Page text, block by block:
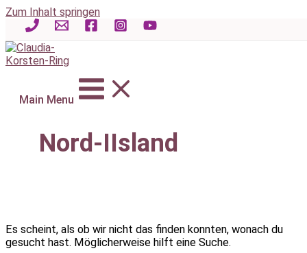
Zum Inhalt springen
Main Menu
Nord-IIsland
Es scheint, als ob wir nicht das finden konnten, wonach du
gesucht hast. Möglicherweise hilft eine Suche.